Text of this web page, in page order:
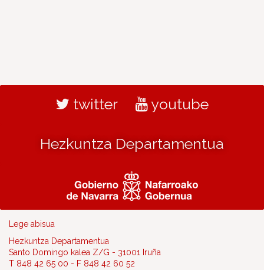
twitter youtube
Hezkuntza Departamentua
Lege abisua
Hezkuntza Departamentua
Santo Domingo kalea Z/G - 31001 Iruña
T 848 42 65 00 - F 848 42 60 52